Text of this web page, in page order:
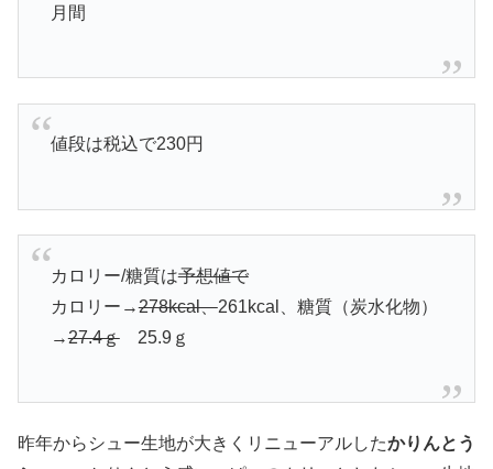
月間
値段は税込で230円
カロリー/糖質は予想値で
カロリー→278kcal、261kcal、糖質（炭水化物）
→27.4ｇ25.9ｇ
昨年からシュー生地が大きくリニューアルしたかりんとう